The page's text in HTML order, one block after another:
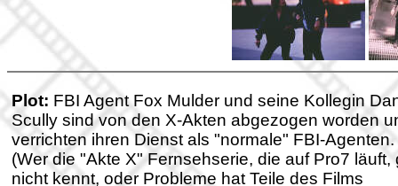
Plot: FBI Agent Fox Mulder und seine Kollegin
Scully sind von den X-Akten abgezogen worden
verrichten ihren Dienst als "normale" FBI-Agenten.
(Wer die "Akte X" Fernsehserie, die auf Pro7 läuft,
nicht kennt, oder Probleme hat Teile des Films